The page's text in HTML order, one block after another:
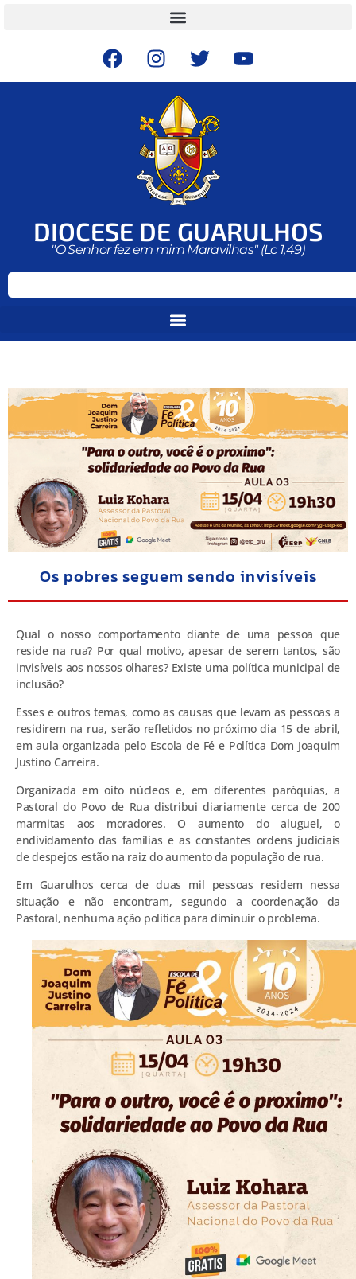
DIOCESE DE GUARULHOS
"O Senhor fez em mim Maravilhas" (Lc 1,49)
Os pobres seguem sendo invisíveis
Qual o nosso comportamento diante de uma pessoa que
reside na rua? Por qual motivo, apesar de serem tantos, são
invisíveis aos nossos olhares? Existe uma política municipal de
inclusão?
Esses e outros temas, como as causas que levam as pessoas a
residirem na rua, serão refletidos no próximo dia 15 de abril,
em aula organizada pelo Escola de Fé e Política Dom Joaquim
Justino Carreira.
Organizada em oito núcleos e, em diferentes paróquias, a
Pastoral do Povo de Rua distribui diariamente cerca de 200
marmitas aos moradores. O aumento do aluguel, o
endividamento das famílias e as constantes ordens judiciais
de despejos estão na raiz do aumento da população de rua.
Em Guarulhos cerca de duas mil pessoas residem nessa
situação e não encontram, segundo a coordenação da
Pastoral, nenhuma ação política para diminuir o problema.